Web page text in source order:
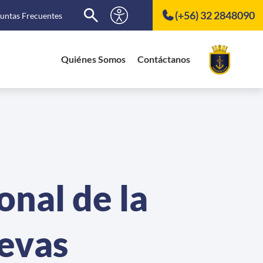
Frecuentes (+56) 32 2848090
Quiénes Somos Contáctanos
de la